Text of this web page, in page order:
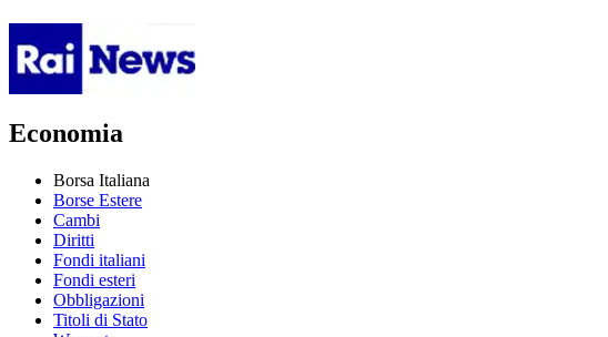
Economia
Borsa Italiana
Borse Estere
Cambi
Diritti
Fondi italiani
Fondi esteri
Obbligazioni
Titoli di Stato